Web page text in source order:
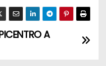
A